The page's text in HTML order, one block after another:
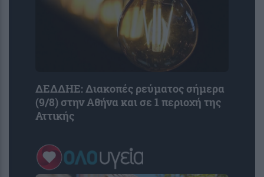
ΔΕΔΔΗΕ: Διακοπές ρεύματος σήμερα
(9/8) στην Αθήνα και σε 1 περιοχή της
Αττικής